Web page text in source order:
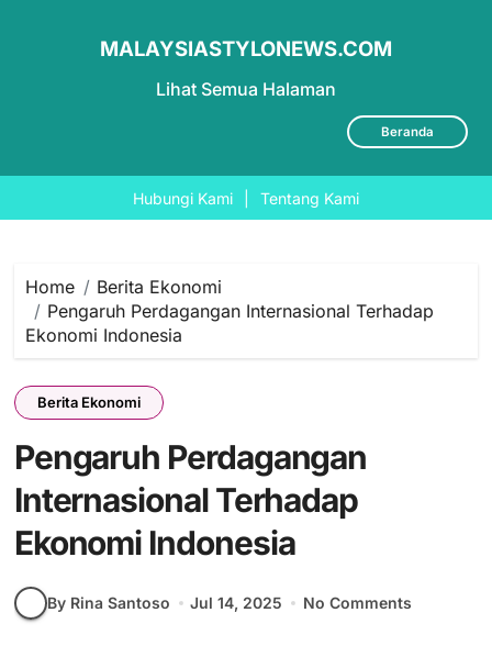
Lihat Semua Halaman
MALAYSIASTYLONEWS.COM
Beranda
Hubungi Kami Tentang Kami
content
Home
Berita Ekonomi
Pengaruh Perdagangan Internasional Terhadap
Ekonomi Indonesia
Berita Ekonomi
Pengaruh Perdagangan
Internasional Terhadap
Ekonomi Indonesia
By Rina Santoso Jul 14, 2025 No Comments